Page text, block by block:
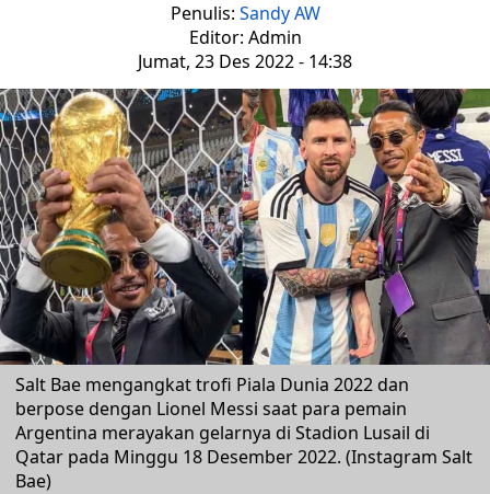
Penulis: Sandy AW
Editor: Admin
Jumat, 23 Des 2022 - 14:38
Salt Bae mengangkat trofi Piala Dunia 2022 dan
berpose dengan Lionel Messi saat para pemain
Argentina merayakan gelarnya di Stadion Lusail di
Qatar pada Minggu 18 Desember 2022. (Instagram Salt
Bae)